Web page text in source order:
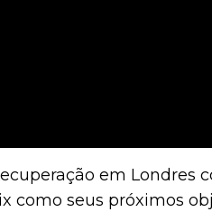
em Londres
como seus próximos